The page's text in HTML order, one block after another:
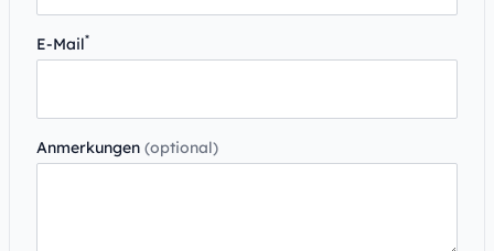
E-Mail*
Anmerkungen (optional)